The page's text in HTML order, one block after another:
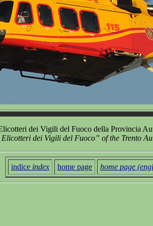
dei Vigili del Fuoco della Provincia
dei Vigili del Fuoco” of the Trento
indice index home page home page